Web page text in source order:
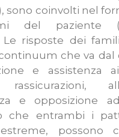
sono coinvolti nel
del paziente
Le risposte dei
che va dal
e assistenza
rassicurazioni,
e opposizione
che entrambi i
possono